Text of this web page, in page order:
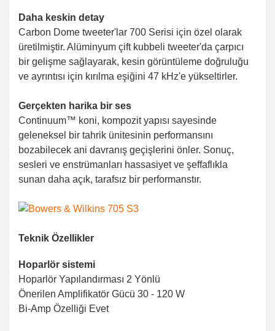
Daha keskin detay
Carbon Dome tweeter'lar 700 Serisi için özel olarak
üretilmiştir. Alüminyum çift kubbeli tweeter'da çarpıcı
bir gelişme sağlayarak, kesin görüntüleme doğruluğu
ve ayrıntısı için kırılma eşiğini 47 kHz'e yükseltirler.
Gerçekten harika bir ses
Continuum™ koni, kompozit yapısı sayesinde
geleneksel bir tahrik ünitesinin performansını
bozabilecek ani davranış geçişlerini önler. Sonuç,
sesleri ve enstrümanları hassasiyet ve şeffaflıkla
sunan daha açık, tarafsız bir performanstır.
Teknik Özellikler
Hoparlör sistemi
Hoparlör Yapılandırması 2 Yönlü
Önerilen Amplifikatör Gücü 30 - 120 W
Bi-Amp Özelliği Evet